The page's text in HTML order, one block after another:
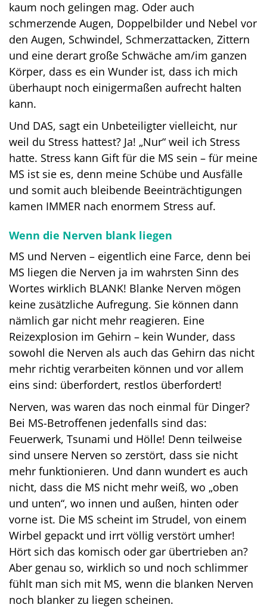
kaum noch gelingen mag. Oder auch
schmerzende Augen, Doppelbilder und Nebel vor
den Augen, Schwindel, Schmerzattacken, Zittern
und eine derart große Schwäche am/im ganzen
Körper, dass es ein Wunder ist, dass ich mich
überhaupt noch einigermaßen aufrecht halten
kann.
Und DAS, sagt ein Unbeteiligter vielleicht, nur
weil du Stress hattest? Ja! „Nur“ weil ich Stress
hatte. Stress kann Gift für die MS sein – für meine
MS ist sie es, denn meine Schübe und Ausfälle
und somit auch bleibende Beeinträchtigungen
kamen IMMER nach enormem Stress auf.
Wenn die Nerven blank liegen
MS und Nerven – eigentlich eine Farce, denn bei
MS liegen die Nerven ja im wahrsten Sinn des
Wortes wirklich BLANK! Blanke Nerven mögen
keine zusätzliche Aufregung. Sie können dann
nämlich gar nicht mehr reagieren. Eine
Reizexplosion im Gehirn – kein Wunder, dass
sowohl die Nerven als auch das Gehirn das nicht
mehr richtig verarbeiten können und vor allem
eins sind: überfordert, restlos überfordert!
Nerven, was waren das noch einmal für Dinger?
Bei MS-Betroffenen jedenfalls sind das:
Feuerwerk, Tsunami und Hölle! Denn teilweise
sind unsere Nerven so zerstört, dass sie nicht
mehr funktionieren. Und dann wundert es auch
nicht, dass die MS nicht mehr weiß, wo „oben
und unten“, wo innen und außen, hinten oder
vorne ist. Die MS scheint im Strudel, von einem
Wirbel gepackt und irrt völlig verstört umher!
Hört sich das komisch oder gar übertrieben an?
Aber genau so, wirklich so und noch schlimmer
fühlt man sich mit MS, wenn die blanken Nerven
noch blanker zu liegen scheinen.